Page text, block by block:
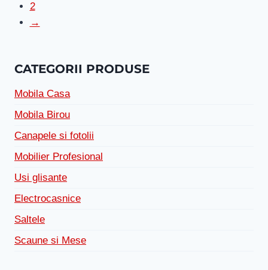
2
→
CATEGORII PRODUSE
Mobila Casa
Mobila Birou
Canapele si fotolii
Mobilier Profesional
Usi glisante
Electrocasnice
Saltele
Scaune si Mese